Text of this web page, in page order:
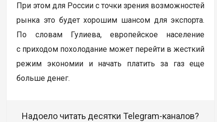
При этом для России с точки зрения возможностей
рынка это будет хорошим шансом для экспорта.
По словам Гулиева, европейское население
с приходом похолодание может перейти в жесткий
режим экономии и начать платить за газ еще
больше денег.
Надоело читать десятки Telegram-каналов?